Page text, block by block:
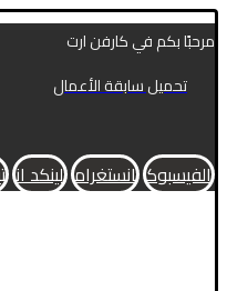
مرحبًا بكم في كارفن ارت
تحميل سابقة الأعمال
الفيسبوك انستغرام لينكد ان